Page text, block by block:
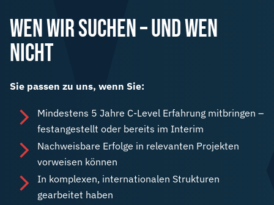
WEN WIR SUCHEN – UND WEN
NICHT
Sie passen zu uns, wenn Sie:
Mindestens 5 Jahre C-Level Erfahrung mitbringen –
festangestellt oder bereits im Interim
Nachweisbare Erfolge in relevanten Projekten
vorweisen können
In komplexen, internationalen Strukturen
gearbeitet haben